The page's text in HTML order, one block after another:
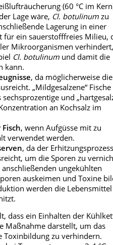
(60 °C im
Lage wäre, Cl. botulinum zu
Lagerung in einer
für ein sauerstofffreies Milieu,
Mikroorganismen
Cl. botulinum und damit die
kann.
, da möglicherweise die
„Mildgesalzene“ Fische
und
an Kochsalz im
, wenn Aufgüsse mit zu
verwendet werden.
, da der
um die Sporen zu
ungekühlten
auskeimen und Toxine
werden die Lebensmittel
dass ein Einhalten der
Maßnahme darstellt, um das
Toxinbildung zu verhindern.